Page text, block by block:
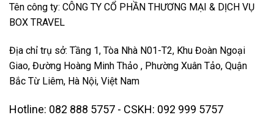
Tên công ty: CÔNG TY CỔ PHẦN THƯƠNG MẠI & DỊCH VỤ
BOX TRAVEL
Địa chỉ trụ sở: Tầng 1, Tòa Nhà N01-T2, Khu Đoàn Ngoại
Giao, Đường Hoàng Minh Thảo , Phường Xuân Tảo, Quận
Bắc Từ Liêm, Hà Nội, Việt Nam
Hotline: 082 888 5757 - CSKH: 092 999 5757